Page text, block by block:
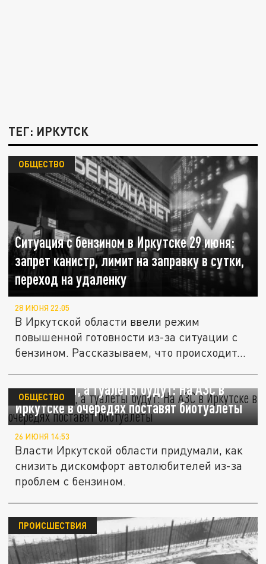
ТЕГ: ИРКУТСК
Ситуация с бензином в Иркутске 29 июня:
запрет канистр, лимит на заправку в сутки,
переход на удаленку
ОБЩЕСТВО
28 ИЮНЯ 22:05
В Иркутской области ввели режим
повышенной готовности из-за ситуации с
бензином. Рассказываем, что происходит...
Бензина нет, а туалеты будут: На АЗС в
Иркутске в очередях поставят биотуалеты
ОБЩЕСТВО
26 ИЮНЯ 14:53
Власти Иркутской области придумали, как
снизить дискомфорт автолюбителей из-за
проблем с бензином.
ПРОИСШЕСТВИЯ